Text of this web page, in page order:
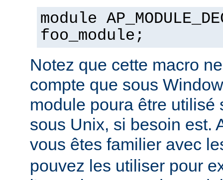
module
foo_module;
Notez que cette macro
compte que sous
module poura être utilisé
sous Unix, si besoin est.
vous êtes familier avec
pouvez les utiliser pour